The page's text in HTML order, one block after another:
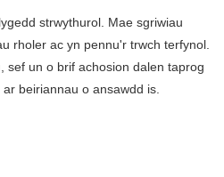
strwythurol. Mae sgriwiau
rholer ac yn pennu'r trwch terfynol.
sef un o brif achosion dalen taprog
beiriannau o ansawdd is.